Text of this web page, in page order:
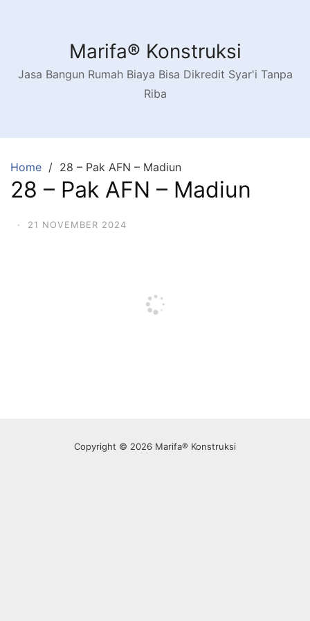
Marifa® Konstruksi
Jasa Bangun Rumah Biaya Bisa Dikredit Syar'i Tanpa
Riba
Home 28 – Pak AFN – Madiun
28 – Pak AFN – Madiun
· 21 NOVEMBER 2024
Copyright © 2026 Marifa® Konstruksi